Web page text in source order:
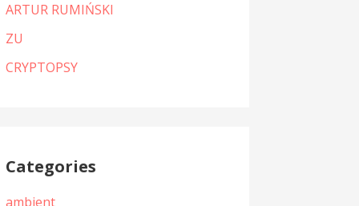
ARTUR RUMIŃSKI
ZU
CRYPTOPSY
Categories
ambient